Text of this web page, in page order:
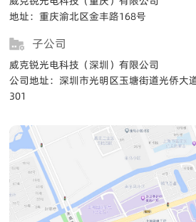
地址：重庆渝北区金丰路168号
子公司
威克锐光电科技（深圳）有限公司
公司地址：深圳市光明区玉塘街道光侨大
301